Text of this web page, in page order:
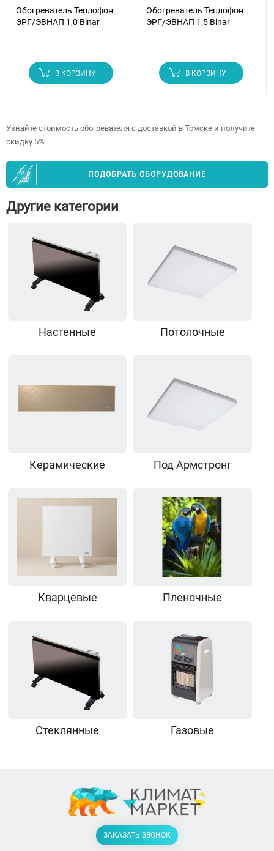
Обогреватель Теплофон
ЭРГ/ЭВНАП 1,0 Binar
В КОРЗИНУ
Обогреватель Теплофон
ЭРГ/ЭВНАП 1,5 Binar
В КОРЗИНУ
Узнайте стоимость обогревателя с доставкой в Томске и получите
скидку 5%
ПОДОБРАТЬ ОБОРУДОВАНИЕ
Другие категории
Настенные Потолочные
Керамические Под Армстронг
Кварцевые Пленочные
Стеклянные Газовые
ЗАКАЗАТЬ ЗВОНОК